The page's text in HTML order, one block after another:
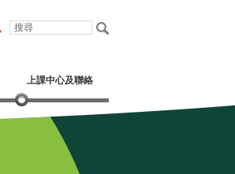
上課中心及聯絡